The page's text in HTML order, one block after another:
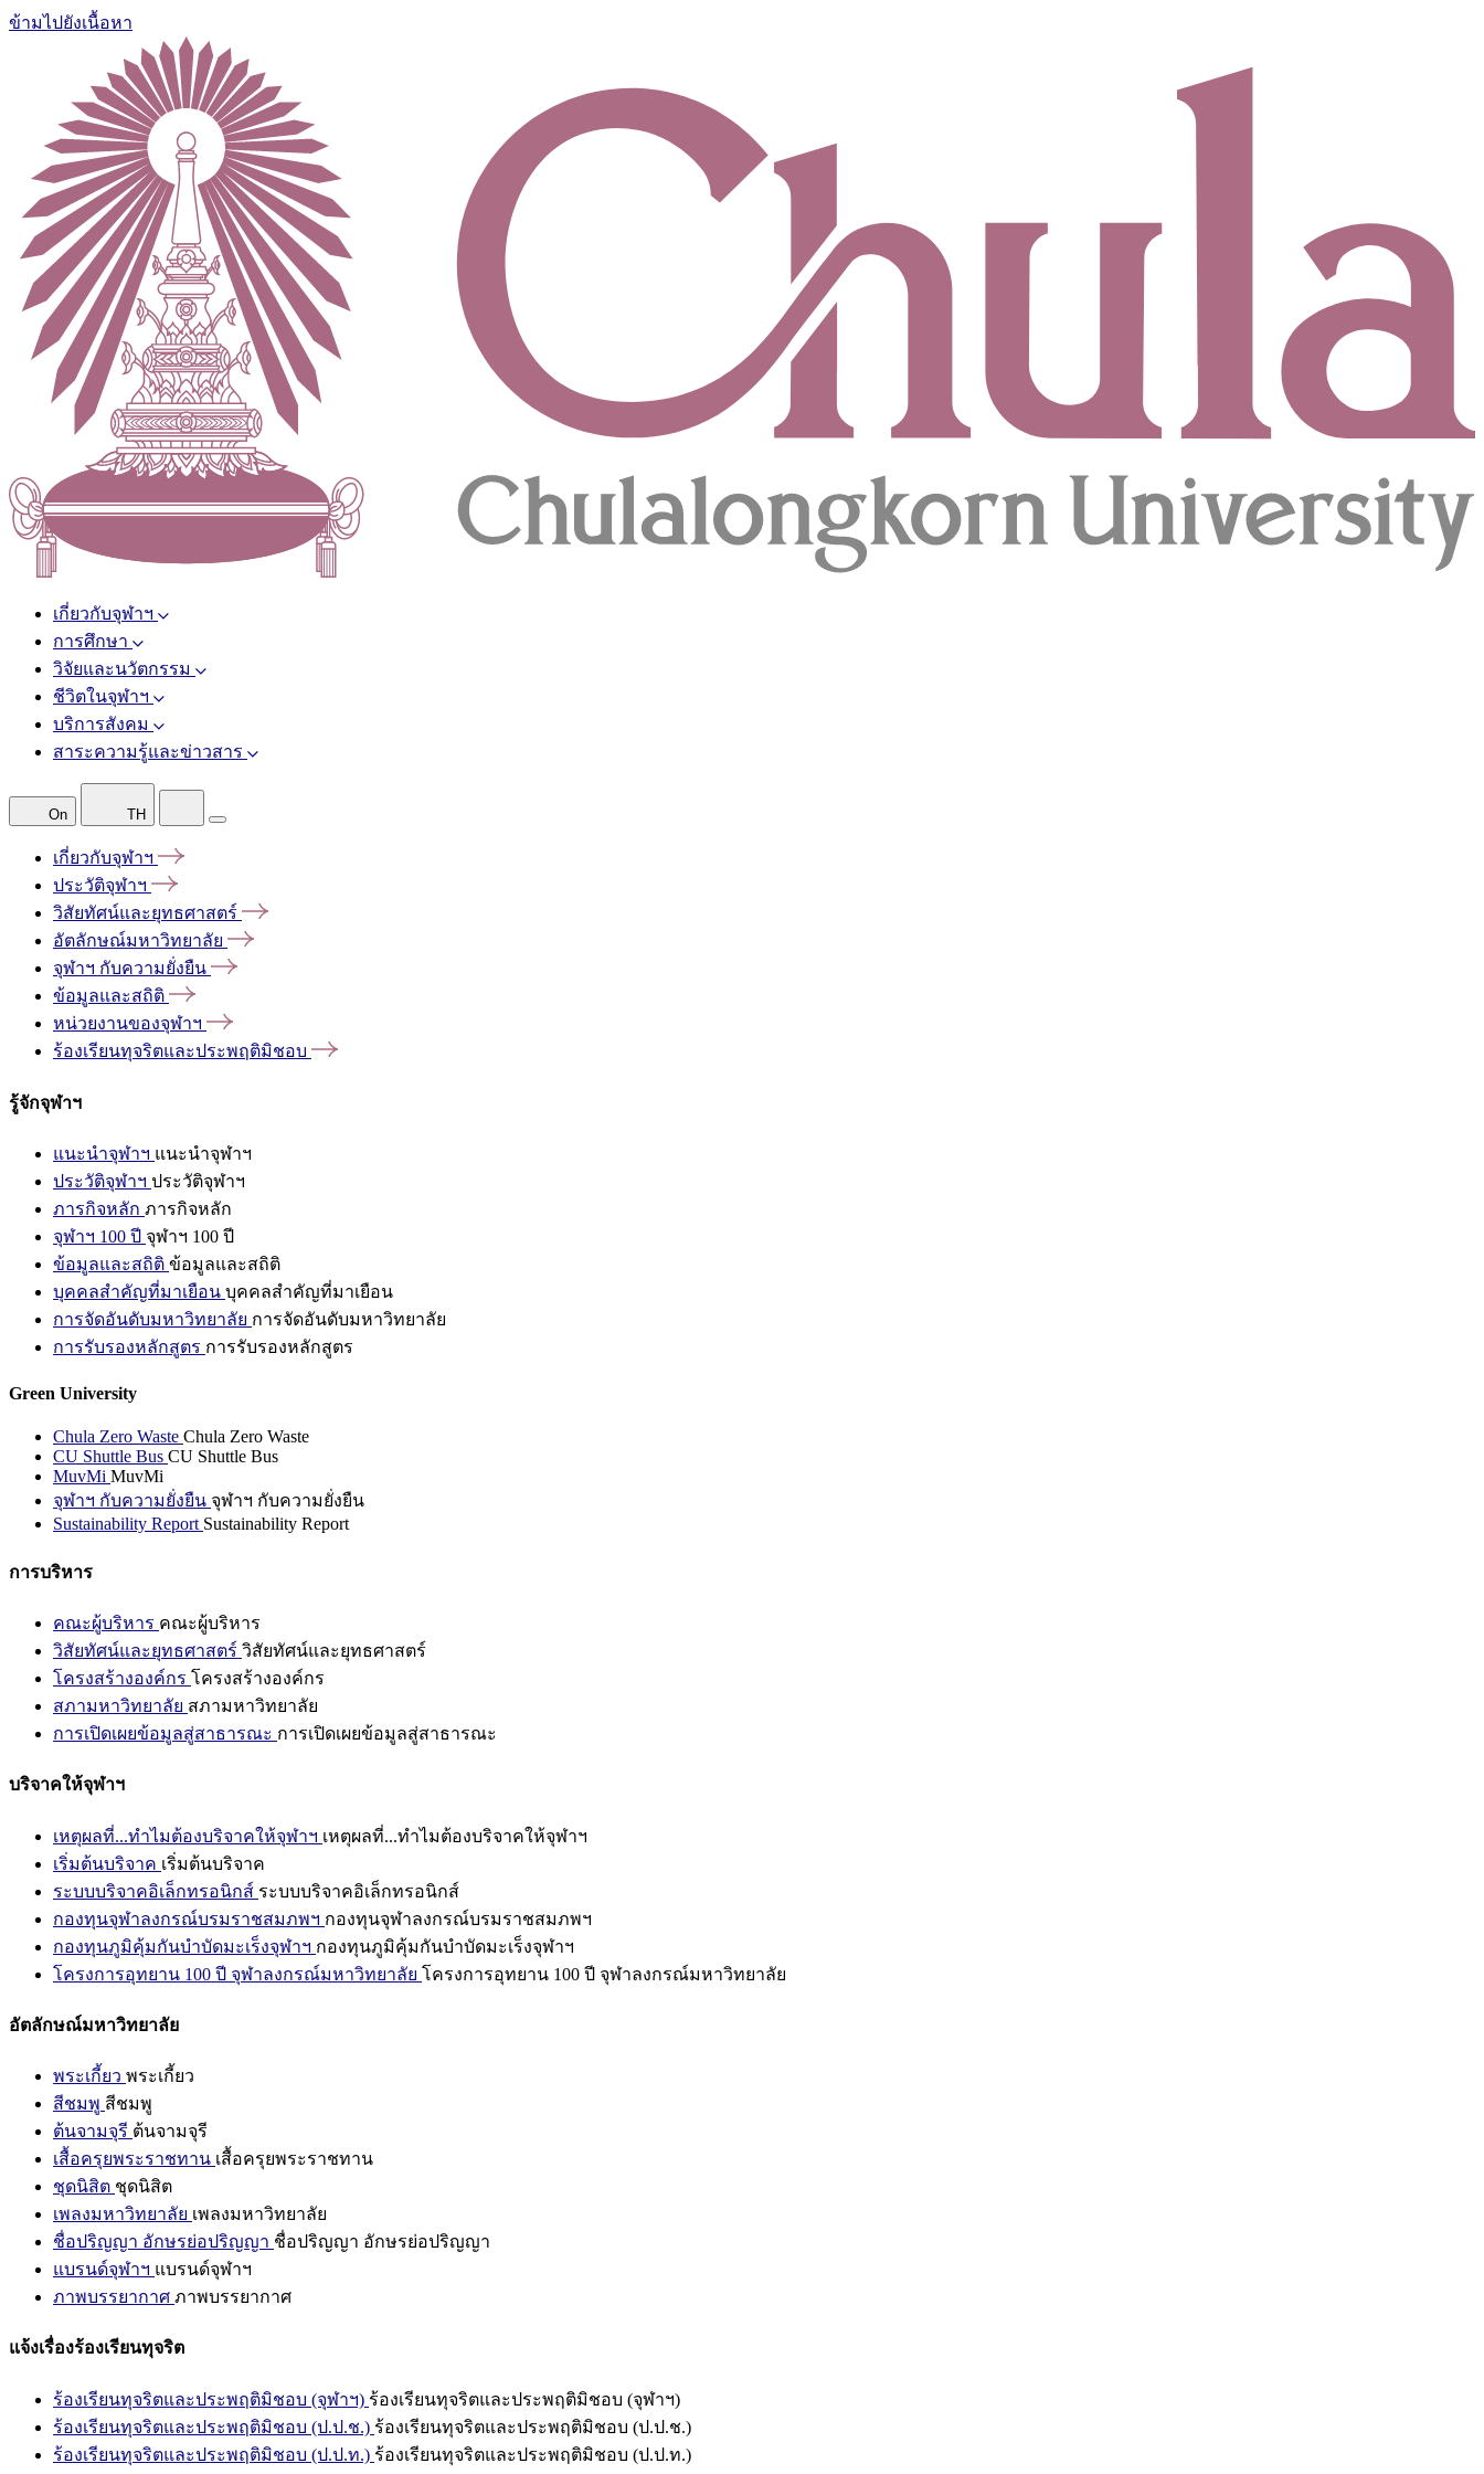
ข้ามไปยังเนื้อหา
เกี่ยวกับจุฬาฯ
การศึกษา
วิจัยและนวัตกรรม
ชีวิตในจุฬาฯ
บริการสังคม
สาระความรู้และข่าวสาร
On TH
เกี่ยวกับจุฬาฯ
ประวัติจุฬาฯ
วิสัยทัศน์และยุทธศาสตร์
อัตลักษณ์มหาวิทยาลัย
จุฬาฯ กับความยั่งยืน
ข้อมูลและสถิติ
หน่วยงานของจุฬาฯ
ร้องเรียนทุจริตและประพฤติมิชอบ
รู้จักจุฬาฯ
แนะนำจุฬาฯ แนะนำจุฬาฯ
ประวัติจุฬาฯ ประวัติจุฬาฯ
ภารกิจหลัก ภารกิจหลัก
จุฬาฯ 100 ปี จุฬาฯ 100 ปี
ข้อมูลและสถิติ ข้อมูลและสถิติ
บุคคลสำคัญที่มาเยือน บุคคลสำคัญที่มาเยือน
การจัดอันดับมหาวิทยาลัย การจัดอันดับมหาวิทยาลัย
การรับรองหลักสูตร การรับรองหลักสูตร
Green University
Chula Zero Waste Chula Zero Waste
CU Shuttle Bus CU Shuttle Bus
MuvMi MuvMi
จุฬาฯ กับความยั่งยืน จุฬาฯ กับความยั่งยืน
Sustainability Report Sustainability Report
การบริหาร
คณะผู้บริหาร คณะผู้บริหาร
วิสัยทัศน์และยุทธศาสตร์ วิสัยทัศน์และยุทธศาสตร์
โครงสร้างองค์กร โครงสร้างองค์กร
สภามหาวิทยาลัย สภามหาวิทยาลัย
การเปิดเผยข้อมูลสู่สาธารณะ การเปิดเผยข้อมูลสู่สาธารณะ
บริจาคให้จุฬาฯ
เหตุผลที่...ทำไมต้องบริจาคให้จุฬาฯ เหตุผลที่...ทำไมต้องบริจาคให้จุฬาฯ
เริ่มต้นบริจาค เริ่มต้นบริจาค
ระบบบริจาคอิเล็กทรอนิกส์ ระบบบริจาคอิเล็กทรอนิกส์
กองทุนจุฬาลงกรณ์บรมราชสมภพฯ กองทุนจุฬาลงกรณ์บรมราชสมภพฯ
กองทุนภูมิคุ้มกันบำบัดมะเร็งจุฬาฯ กองทุนภูมิคุ้มกันบำบัดมะเร็งจุฬาฯ
โครงการอุทยาน 100 ปี จุฬาลงกรณ์มหาวิทยาลัย โครงการอุทยาน 100 ปี จุฬาลงกรณ์มหาวิทยาลัย
อัตลักษณ์มหาวิทยาลัย
พระเกี้ยว พระเกี้ยว
สีชมพู สีชมพู
ต้นจามจุรี ต้นจามจุรี
เสื้อครุยพระราชทาน เสื้อครุยพระราชทาน
ชุดนิสิต ชุดนิสิต
เพลงมหาวิทยาลัย เพลงมหาวิทยาลัย
ชื่อปริญญา อักษรย่อปริญญา ชื่อปริญญา อักษรย่อปริญญา
แบรนด์จุฬาฯ แบรนด์จุฬาฯ
ภาพบรรยากาศ ภาพบรรยากาศ
แจ้งเรื่องร้องเรียนทุจริต
ร้องเรียนทุจริตและประพฤติมิชอบ (จุฬาฯ) ร้องเรียนทุจริตและประพฤติมิชอบ (จุฬาฯ)
ร้องเรียนทุจริตและประพฤติมิชอบ (ป.ป.ช.) ร้องเรียนทุจริตและประพฤติมิชอบ (ป.ป.ช.)
ร้องเรียนทุจริตและประพฤติมิชอบ (ป.ป.ท.) ร้องเรียนทุจริตและประพฤติมิชอบ (ป.ป.ท.)